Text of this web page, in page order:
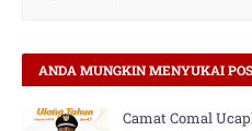
ANDA MUNGKIN MENYUKAI
Camat Comal